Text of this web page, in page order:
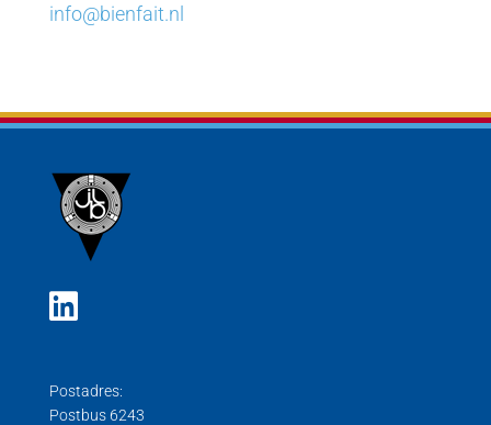
info@bienfait.nl
Postadres:
Postbus 6243